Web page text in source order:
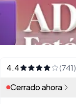
4.4 (741)
Cerrado ahora